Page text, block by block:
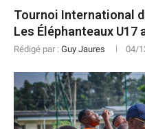
Tournoi International
Les Éléphanteaux
Rédigé par : Guy Jaures 04/